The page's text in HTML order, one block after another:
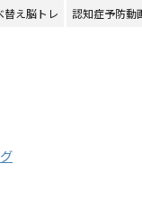
替え脳トレ 認知症予防動